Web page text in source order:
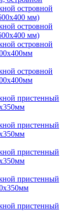
островной
мм)
островной
мм)
островной
островной
пристенный
пристенный
пристенный
пристенный
пристенный